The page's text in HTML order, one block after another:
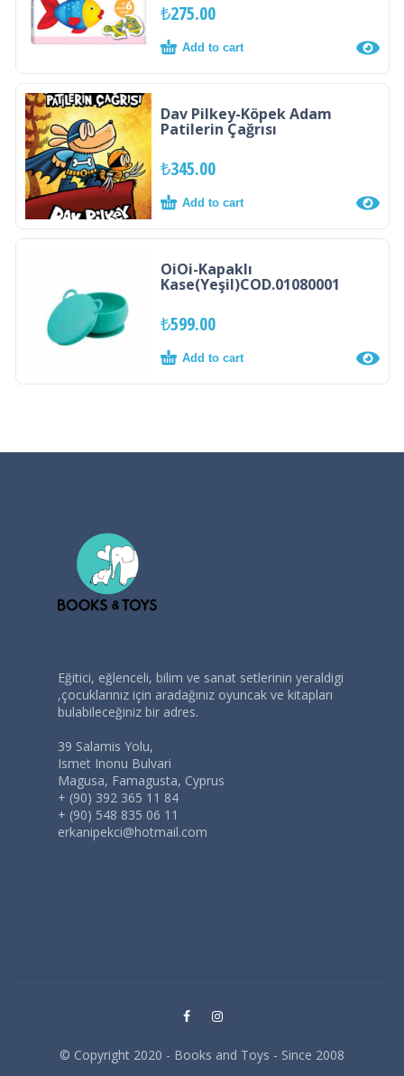
₺275.00
Add to cart
Dav Pilkey-Köpek Adam
Patilerin Çağrısı
₺345.00
Add to cart
OiOi-Kapaklı
Kase(Yeşil)COD.01080001
₺599.00
Add to cart
Eğitici, eğlenceli, bilim ve sanat setlerinin yeraldigi
,çocuklarınız için aradağınız oyuncak ve kitapları
bulabileceğiniz bir adres.
39 Salamis Yolu,
Ismet Inonu Bulvari
Magusa, Famagusta, Cyprus
+ (90) 392 365 11 84
+ (90) 548 835 06 11
erkanipekci@hotmail.com
© Copyright 2020 - Books and Toys - Since 2008